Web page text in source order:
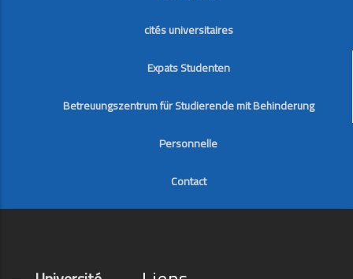
cités universitaires
Expats Studenten
Betreuungszentrum für Studierende mit Behinderung
Personnelle
Contact